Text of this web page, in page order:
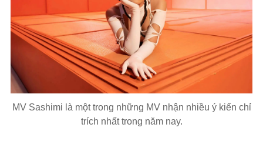
MV Sashimi là một trong những MV nhận nhiều ý kiến chỉ
trích nhất trong năm nay.